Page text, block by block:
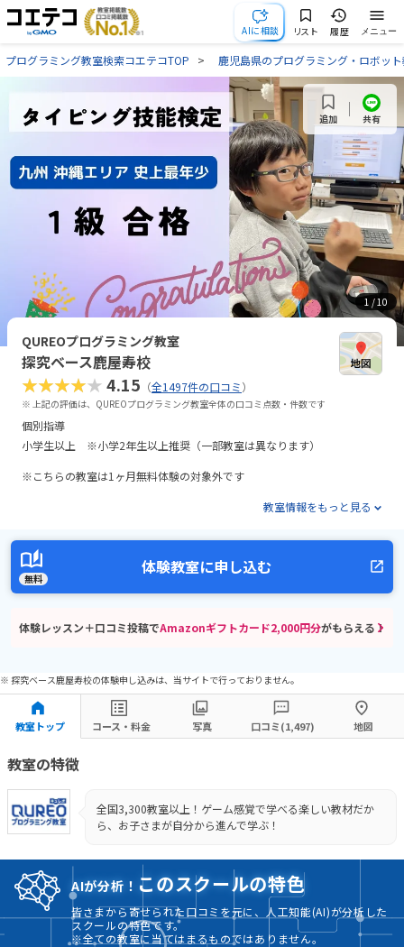
AIに相談 リスト 履歴 メニュー
プログラミング教室検索コエテコTOP 鹿児島県のプログラミング・ロボッ
1 / 10
追加 共有
QUREOプログラミング教室
探究ベース鹿屋寿校
★★★★★4.15 （全1497件の口コミ）
※ 上記の評価は、QUREOプログラミング教室全体の口コミ点数・件数です
個別指導
小学生以上 ※小学2年生以上推奨（一部教室は異なります）
※こちらの教室は1ヶ月無料体験の対象外です
教室情報をもっと見る
無料
体験教室に申し込む
体験レッスン＋口コミ投稿でAmazonギフトカード2,000円分がもらえる！
※ 探究ベース鹿屋寿校の体験申し込みは、当サイトで行っておりません。
教室トップ コース・料金 写真 口コミ(1,497) 地図
教室の特徴
全国3,300教室以上！ゲーム感覚で学べる楽しい教材だか
ら、お子さまが自分から進んで学ぶ！
AIが分析！ このスクールの特色
皆さまから寄せられた口コミを元に、人工知能(AI)が分析した
スクールの特色です。
※全ての教室に当てはまるものではありません。